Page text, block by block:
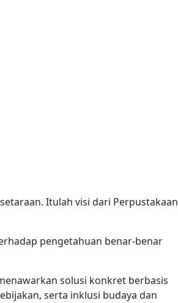
Itulah visi dari Perpustakaan
pengetahuan benar-benar
solusi konkret berbasis
serta inklusi budaya dan